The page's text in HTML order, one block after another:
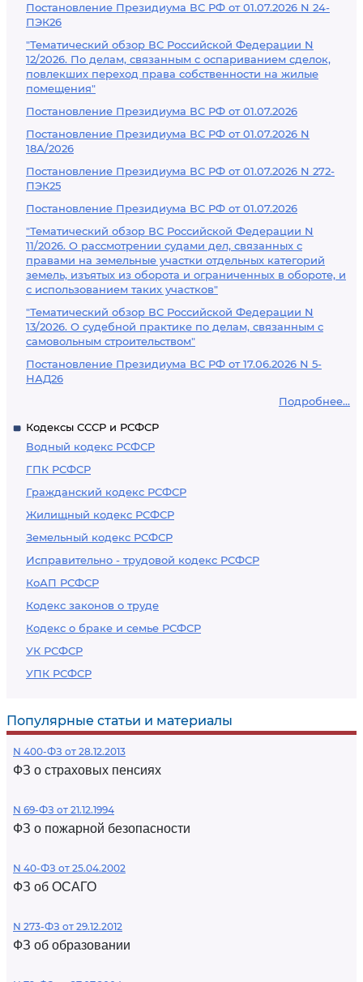
Постановление Президиума ВС РФ от 01.07.2026 N 24-
ПЭК26
"Тематический обзор ВС Российской Федерации N
12/2026. По делам, связанным с оспариванием сделок,
повлекших переход права собственности на жилые
помещения"
Постановление Президиума ВС РФ от 01.07.2026
Постановление Президиума ВС РФ от 01.07.2026 N
18А/2026
Постановление Президиума ВС РФ от 01.07.2026 N 272-
ПЭК25
Постановление Президиума ВС РФ от 01.07.2026
"Тематический обзор ВС Российской Федерации N
11/2026. О рассмотрении судами дел, связанных с
правами на земельные участки отдельных категорий
земель, изъятых из оборота и ограниченных в обороте, и
с использованием таких участков"
"Тематический обзор ВС Российской Федерации N
13/2026. О судебной практике по делам, связанным с
самовольным строительством"
Постановление Президиума ВС РФ от 17.06.2026 N 5-
НАД26
Подробнее...
Кодексы СССР и РСФСР
Водный кодекс РСФСР
ГПК РСФСР
Гражданский кодекс РСФСР
Жилищный кодекс РСФСР
Земельный кодекс РСФСР
Исправительно - трудовой кодекс РСФСР
КоАП РСФСР
Кодекс законов о труде
Кодекс о браке и семье РСФСР
УК РСФСР
УПК РСФСР
Популярные статьи и материалы
N 400-ФЗ от 28.12.2013
ФЗ о страховых пенсиях
N 69-ФЗ от 21.12.1994
ФЗ о пожарной безопасности
N 40-ФЗ от 25.04.2002
ФЗ об ОСАГО
N 273-ФЗ от 29.12.2012
ФЗ об образовании